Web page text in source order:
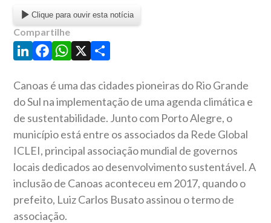
Clique para ouvir esta notícia
Compartilhe
LinkedIn
Facebook
WhatsApp
X Share
Canoas é uma das cidades pioneiras do Rio Grande
do Sul na implementação de uma agenda climática e
de sustentabilidade. Junto com Porto Alegre, o
município está entre os associados da Rede Global
ICLEI, principal associação mundial de governos
locais dedicados ao desenvolvimento sustentável. A
inclusão de Canoas aconteceu em 2017, quando o
prefeito, Luiz Carlos Busato assinou o termo de
associação.